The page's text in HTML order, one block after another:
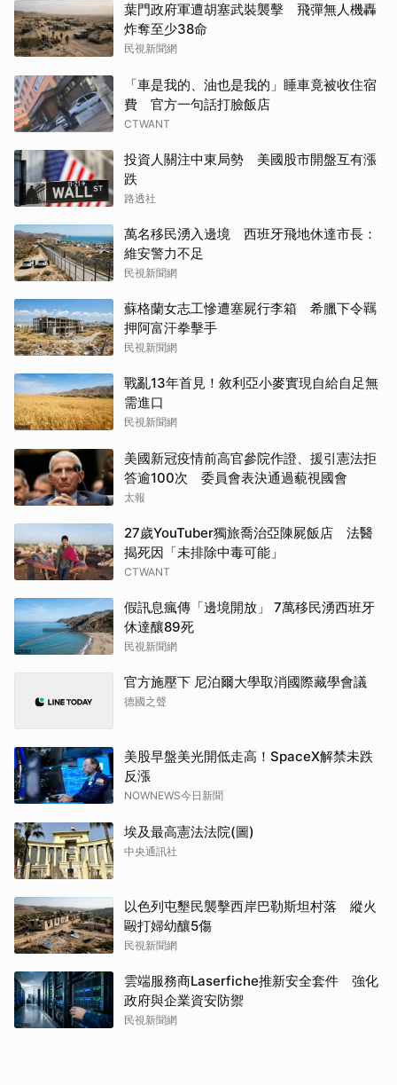
葉門政府軍遭胡塞武裝襲擊 飛彈無人機轟
炸奪至少38命
民視新聞網
「車是我的、油也是我的」睡車竟被收住宿
費 官方一句話打臉飯店
CTWANT
投資人關注中東局勢 美國股市開盤互有漲
跌
路透社
萬名移民湧入邊境 西班牙飛地休達市長：
維安警力不足
民視新聞網
蘇格蘭女志工慘遭塞屍行李箱 希臘下令羈
押阿富汗拳擊手
民視新聞網
戰亂13年首見！敘利亞小麥實現自給自足無
需進口
民視新聞網
美國新冠疫情前高官參院作證、援引憲法拒
答逾100次 委員會表決通過藐視國會
太報
27歲YouTuber獨旅喬治亞陳屍飯店 法醫
揭死因「未排除中毒可能」
CTWANT
假訊息瘋傳「邊境開放」 7萬移民湧西班牙
休達釀89死
民視新聞網
官方施壓下 尼泊爾大學取消國際藏學會議
德國之聲
美股早盤美光開低走高！SpaceX解禁未跌
反漲
NOWNEWS今日新聞
埃及最高憲法法院(圖)
中央通訊社
以色列屯墾民襲擊西岸巴勒斯坦村落 縱火
毆打婦幼釀5傷
民視新聞網
雲端服務商Laserfiche推新安全套件 強化
政府與企業資安防禦
民視新聞網